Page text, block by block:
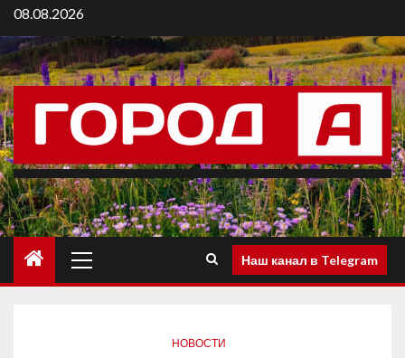
08.08.2026
Наш канал в Telegram
НОВОСТИ